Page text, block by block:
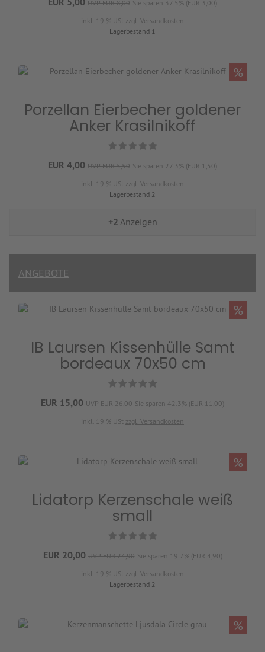
UVP EUR 8,00 Sie sparen 37.5% (EUR 3,00)
inkl. 19 % USt zzgl. Versandkosten
Lagerbestand 1
Porzellan Eierbecher goldener
Anker Krasilnikoff
EUR 4,00 UVP EUR 5,50 Sie sparen 27.3% (EUR 1,50)
inkl. 19 % USt zzgl. Versandkosten
Lagerbestand 2
%
+2 Anzeigen
ANGEBOTE
IB Laursen Kissenhülle Samt
bordeaux 70x50 cm
EUR 15,00 UVP EUR 26,00 Sie sparen 42.3% (EUR 11,00)
inkl. 19 % USt zzgl. Versandkosten
%
Lidatorp Kerzenschale weiß
small
EUR 20,00 UVP EUR 24,90 Sie sparen 19.7% (EUR 4,90)
inkl. 19 % USt zzgl. Versandkosten
Lagerbestand 2
%
%